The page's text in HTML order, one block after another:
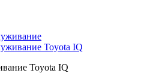
Toyota IQ